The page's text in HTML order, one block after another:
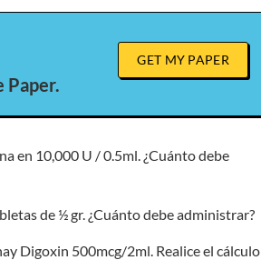
Paper.
GET MY PAPER
en 10,000 U / 0.5ml. ¿Cuánto debe
de ½ gr. ¿Cuánto debe administrar?
Digoxin 500mcg/2ml. Realice el cálculo